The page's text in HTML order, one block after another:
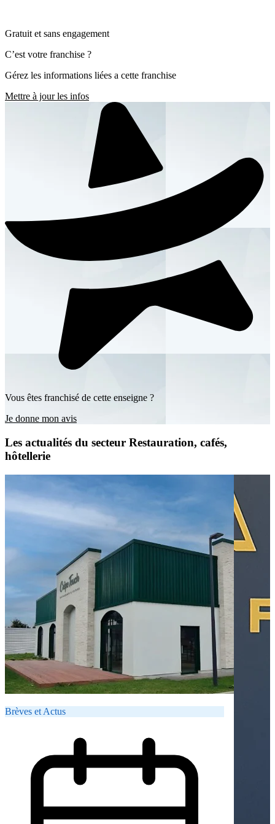
Gratuit et sans engagement
C’est votre franchise ?
Gérez les informations liées a cette franchise
Mettre à jour les infos
Vous êtes franchisé de cette enseigne ?
Je donne mon avis
Les actualités du secteur Restauration, cafés,
hôtellerie
Brèves et Actus